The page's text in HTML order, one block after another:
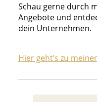
Schau gerne durch
Angebote und
dein Unternehmen.
Hier geht’s zu